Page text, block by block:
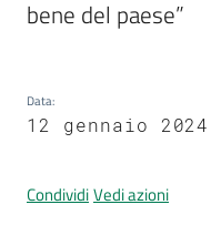
Prenotazione
Data:
12 gennaio 2024
CondividiVedi azioni